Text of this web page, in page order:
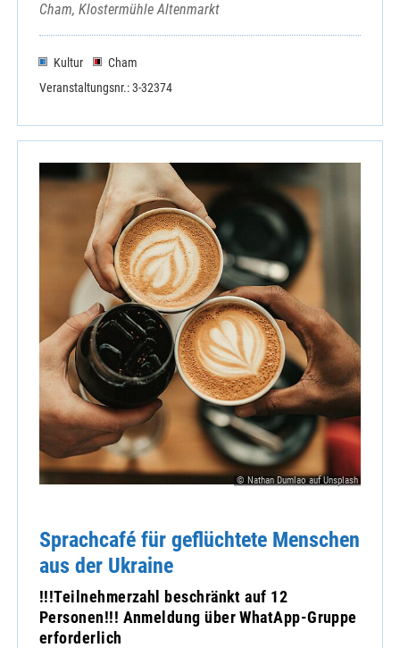
Cham, Klostermühle Altenmarkt
Kultur
Cham
Veranstaltungsnr.: 3-32374
© Nathan Dumlao auf Unsplash
Sprachcafé für geflüchtete Menschen
aus der Ukraine
!!!Teilnehmerzahl beschränkt auf 12
Personen!!! Anmeldung über WhatApp-Gruppe
erforderlich